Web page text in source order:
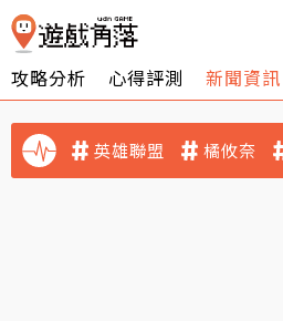
攻略分析 心得評測 新聞資訊
英雄聯盟 橘攸奈